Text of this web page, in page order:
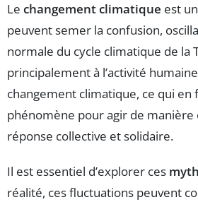
Le changement climatique est
peuvent semer la confusion,
normale du cycle climatique de
principalement à l’activité
changement climatique, ce qui
phénomène pour agir de
réponse collective et solidaire.
Il est essentiel d’explorer ces
réalité, ces fluctuations peuvent